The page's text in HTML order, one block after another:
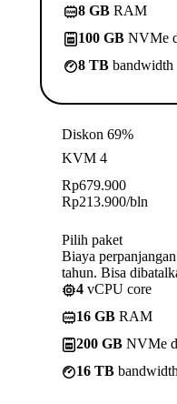
8 GB RAM
100 GB NVMe
8 TB bandwidth
Diskon 69%
KVM 4
Rp679.900
Rp213.900/bln
Pilih paket
Biaya
tahun. Bisa
4 vCPU core
16 GB RAM
200 GB NVMe
16 TB bandwidth